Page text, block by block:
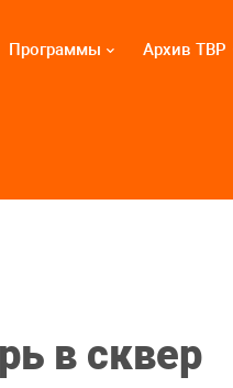
Программы Архив ТВР
в сквер